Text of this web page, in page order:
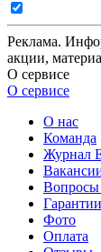
Реклама.
акции,
О сервисе
О сервисе
О нас
Команда
Журнал
Вопросы
Гарантии
Фото
Оплата